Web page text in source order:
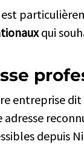
qui
entreprise
adresse
depuis